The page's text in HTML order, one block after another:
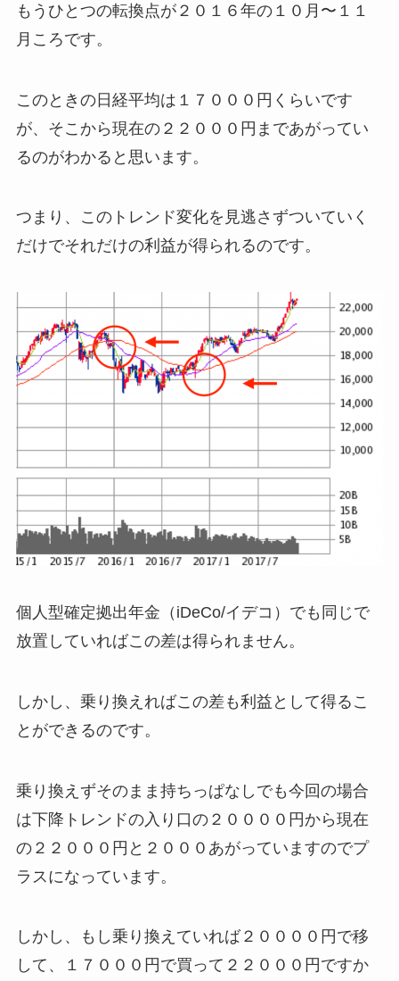
もうひとつの転換点が２０１６年の１０月〜１１
月ころです。
このときの日経平均は１７０００円くらいです
が、そこから現在の２２０００円まであがってい
るのがわかると思います。
つまり、このトレンド変化を見逃さずついていく
だけでそれだけの利益が得られるのです。
個人型確定拠出年金（iDeCo/イデコ）でも同じで
放置していればこの差は得られません。
しかし、乗り換えればこの差も利益として得るこ
とができるのです。
乗り換えずそのまま持ちっぱなしでも今回の場合
は下降トレンドの入り口の２００００円から現在
の２２０００円と２０００あがっていますのでプ
ラスになっています。
しかし、もし乗り換えていれば２００００円で移
して、１７０００円で買って２２０００円ですか